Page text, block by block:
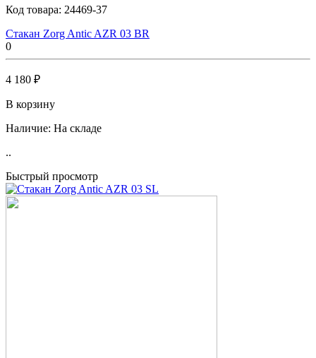
Код товара: 24469-37
Стакан Zorg Antic AZR 03 BR
0
4 180 ₽
В корзину
Наличие: На складе
..
Быстрый просмотр